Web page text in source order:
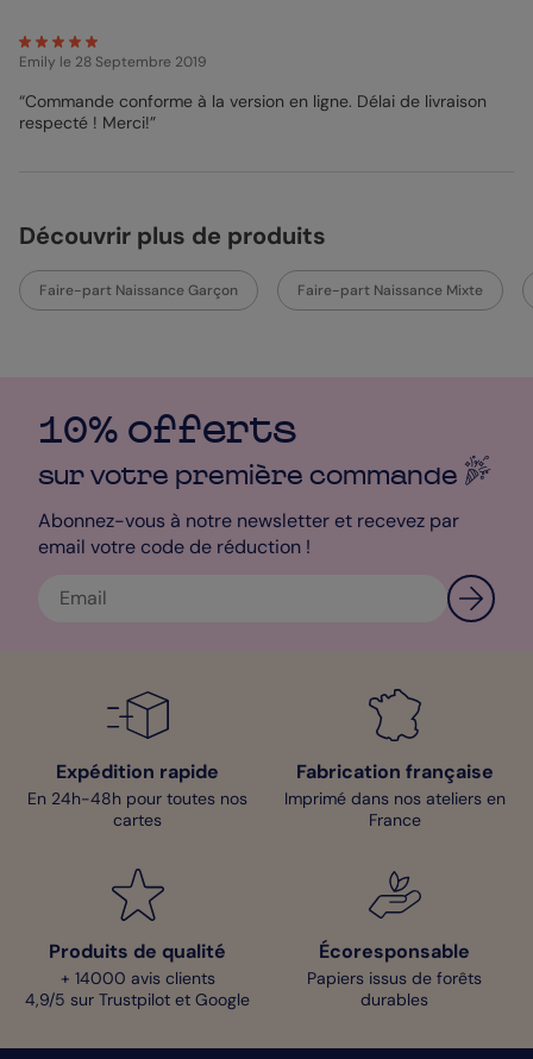
Emily le 28 Septembre 2019
“Commande conforme à la version en ligne. Délai de livraison
respecté ! Merci!”
Découvrir plus de produits
Faire-part Naissance Garçon Faire-part Naissance Mixte
10% offerts
sur votre première commande
Abonnez-vous à notre newsletter et recevez par
email votre code de réduction !
Expédition rapide
En 24h-48h pour toutes nos
cartes
Fabrication française
Imprimé dans nos ateliers en
France
Produits de qualité
+ 14000 avis clients
4,9/5 sur Trustpilot et Google
Écoresponsable
Papiers issus de forêts
durables